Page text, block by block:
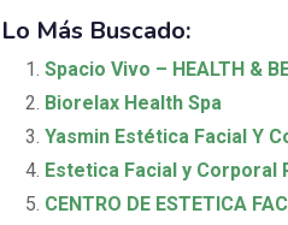
Lo Más Buscado:
Spacio Vivo – HEALTH &
Biorelax Health Spa
Yasmin Estética Facial Y
Estetica Facial y Corporal
CENTRO DE ESTETICA